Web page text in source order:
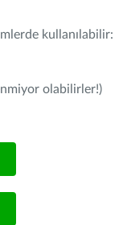
kullanılabilir:
olabilirler!)